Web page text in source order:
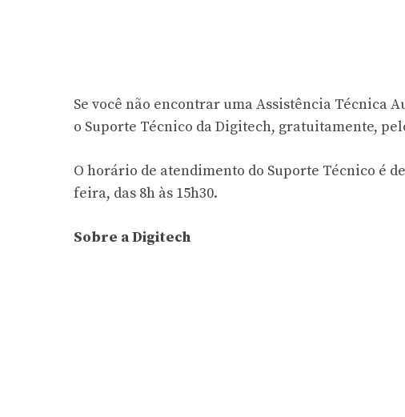
Se você não encontrar uma Assistência Técnica
o Suporte Técnico da Digitech, gratuitamente,
O horário de atendimento do Suporte Técnico é
feira, das 8h às 15h30.
Sobre a Digitech